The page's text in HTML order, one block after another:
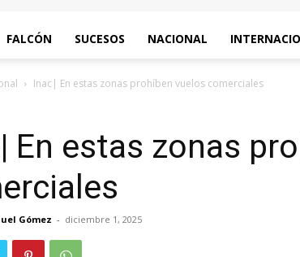
FALCÓN SUCESOS NACIONAL
Inac| En estas zonas prohíben vuelos comerciales
En estas zonas
Gómez - diciembre 1, 2025